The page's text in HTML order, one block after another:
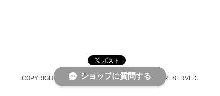
COPYRIGHT © PENCIL ONLINE SHOP ALL RIGHTS RESERVED.
ショップに質問する